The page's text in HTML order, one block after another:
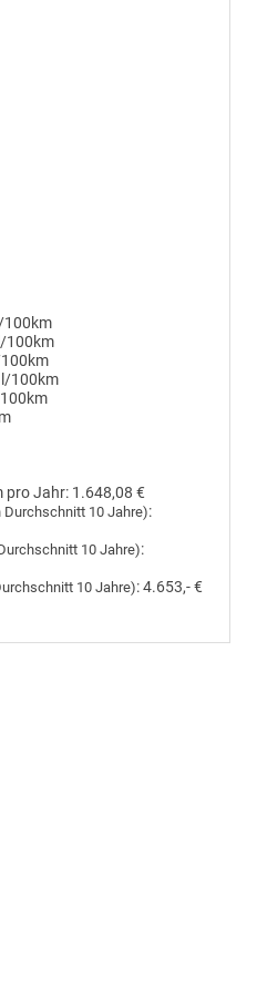
100km
100km
l/100km
pro Jahr: 1.648,08 €
Durchschnitt 10 Jahre):
10 Jahre):
10 Jahre):4.653,- €